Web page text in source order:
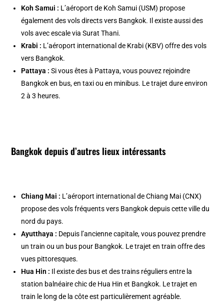
Koh Samui : L’aéroport de Koh Samui (USM) propose
également des vols directs vers Bangkok. Il existe aussi des
vols avec escale via Surat Thani.
Krabi : L’aéroport international de Krabi (KBV) offre des vols
vers Bangkok.
Pattaya : Si vous êtes à Pattaya, vous pouvez rejoindre
Bangkok en bus, en taxi ou en minibus. Le trajet dure environ
2 à 3 heures.
Bangkok depuis d’autres lieux intéressants
Chiang Mai : L’aéroport international de Chiang Mai (CNX)
propose des vols fréquents vers Bangkok depuis cette ville du
nord du pays.
Ayutthaya : Depuis l’ancienne capitale, vous pouvez prendre
un train ou un bus pour Bangkok. Le trajet en train offre des
vues pittoresques.
Hua Hin : Il existe des bus et des trains réguliers entre la
station balnéaire chic de Hua Hin et Bangkok. Le trajet en
train le long de la côte est particulièrement agréable.